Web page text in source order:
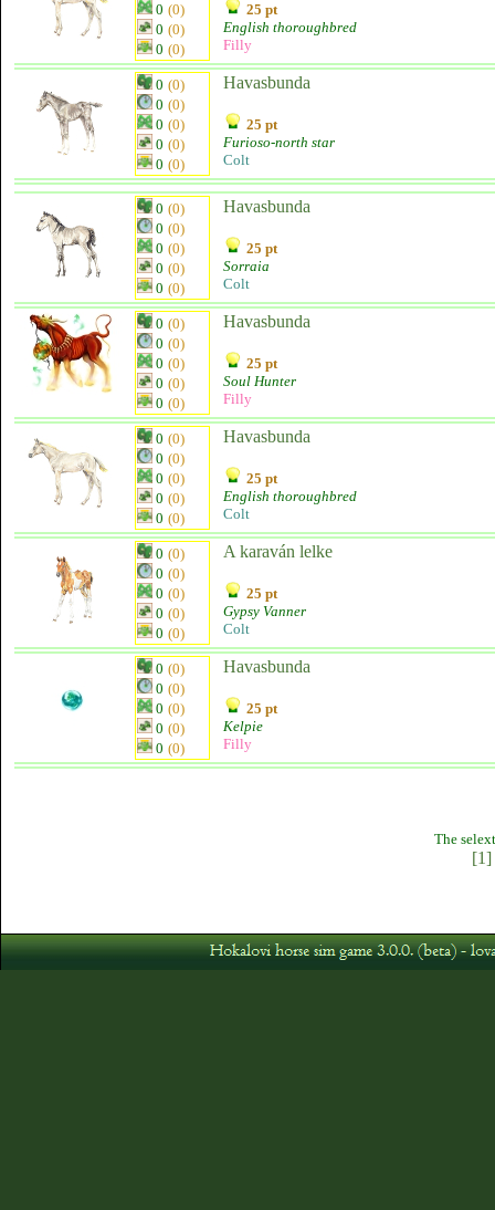
0 (0)
0 (0)
0 (0)
25 pt
English thoroughbred
Filly
0 (0)
0 (0)
0 (0)
0 (0)
0 (0)
Havasbunda
25 pt
Furioso-north star
Colt
0 (0)
0 (0)
0 (0)
0 (0)
0 (0)
Havasbunda
25 pt
Sorraia
Colt
0 (0)
0 (0)
0 (0)
0 (0)
0 (0)
Havasbunda
25 pt
Soul Hunter
Filly
0 (0)
0 (0)
0 (0)
0 (0)
0 (0)
Havasbunda
25 pt
English thoroughbred
Colt
0 (0)
0 (0)
0 (0)
0 (0)
0 (0)
A karaván lelke
25 pt
Gypsy Vanner
Colt
0 (0)
0 (0)
0 (0)
0 (0)
0 (0)
Havasbunda
25 pt
Kelpie
Filly
The
[1]